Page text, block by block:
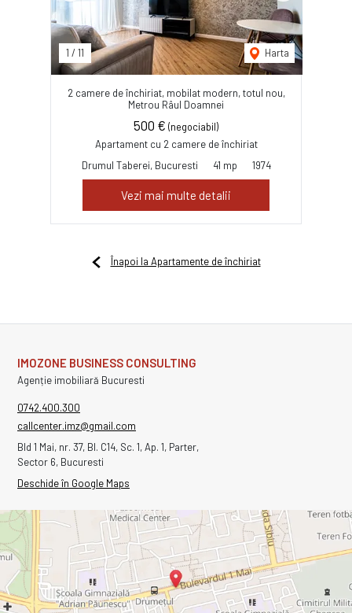
1 / 11 Harta
2 camere de închiriat, mobilat modern, totul nou,
Metrou Râul Doamnei
500 € (negociabil)
Apartament cu 2 camere de închiriat
Drumul Taberei, Bucuresti
41 mp 1974
Vezi mai multe detalii
Înapoi la Apartamente de închiriat
IMOZONE BUSINESS CONSULTING
Agenție imobiliară Bucuresti
0742.400.300
callcenter.imz@gmail.com
Bld 1 Mai, nr. 37, Bl. C14, Sc. 1, Ap. 1, Parter,
Sector 6, Bucuresti
Deschide în Google Maps